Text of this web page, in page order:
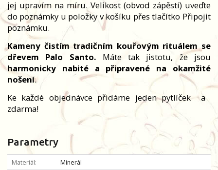
jej upravím na míru. Velikost (obvod zápěstí) uveďte
do poznámky u položky v košíku přes tlačítko Připojit
poznámku.
Kameny čistím tradičním kouřovým rituálem se
dřevem Palo Santo. Máte tak jistotu, že jsou
harmonicky nabité a připravené na okamžité
nošení.
Ke každé objednávce přidáme jeden pytlíček a
zdarma!
Parametry
Materiál
Minerál